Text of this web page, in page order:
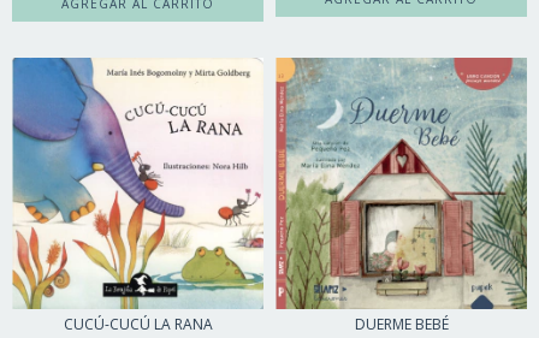
CUCÚ-CUCÚ LA RANA DUERME BEBÉ